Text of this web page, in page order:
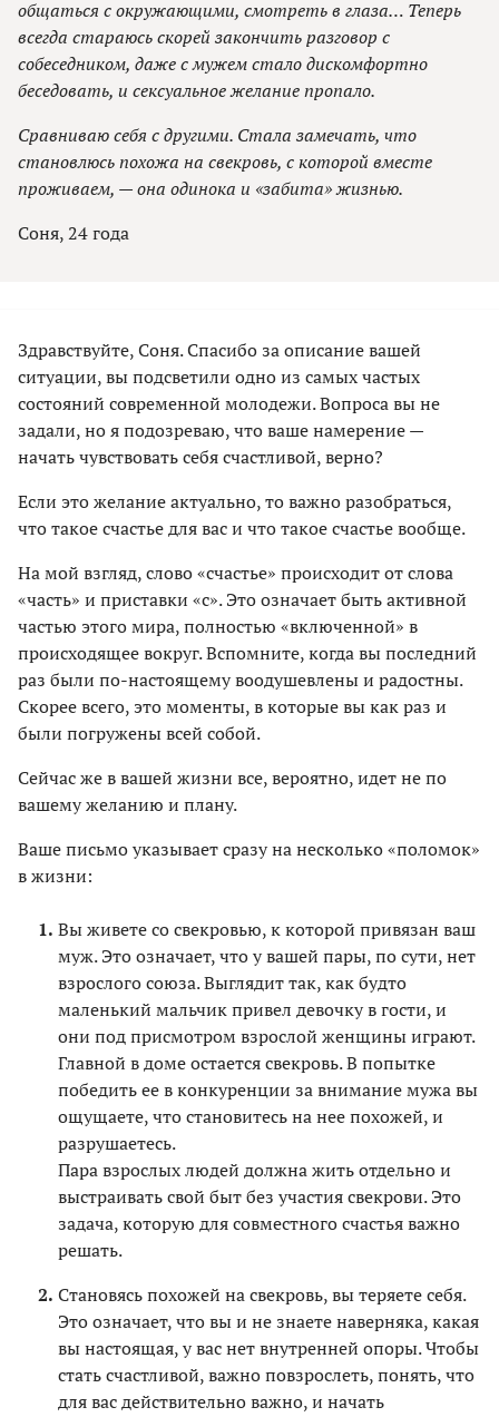
общаться с окружающими, смотреть в глаза… Теперь
всегда стараюсь скорей закончить разговор с
собеседником, даже с мужем стало дискомфортно
беседовать, и сексуальное желание пропало.
Сравниваю себя с другими. Стала замечать, что
становлюсь похожа на свекровь, с которой вместе
проживаем, — она одинока и «забита» жизнью.
Соня, 24 года
Здравствуйте, Соня. Спасибо за описание вашей
ситуации, вы подсветили одно из самых частых
состояний современной молодежи. Вопроса вы не
задали, но я подозреваю, что ваше намерение —
начать чувствовать себя счастливой, верно?
Если это желание актуально, то важно разобраться,
что такое счастье для вас и что такое счастье вообще.
На мой взгляд, слово «счастье» происходит от слова
«часть» и приставки «с». Это означает быть активной
частью этого мира, полностью «включенной» в
происходящее вокруг. Вспомните, когда вы последний
раз были по-настоящему воодушевлены и радостны.
Скорее всего, это моменты, в которые вы как раз и
были погружены всей собой.
Сейчас же в вашей жизни все, вероятно, идет не по
вашему желанию и плану.
Ваше письмо указывает сразу на несколько «поломок»
в жизни:
Вы живете со свекровью, к которой привязан ваш
муж. Это означает, что у вашей пары, по сути, нет
взрослого союза. Выглядит так, как будто
маленький мальчик привел девочку в гости, и
они под присмотром взрослой женщины играют.
Главной в доме остается свекровь. В попытке
победить ее в конкуренции за внимание мужа вы
ощущаете, что становитесь на нее похожей, и
разрушаетесь.
Пара взрослых людей должна жить отдельно и
выстраивать свой быт без участия свекрови. Это
задача, которую для совместного счастья важно
решать.
Становясь похожей на свекровь, вы теряете себя.
Это означает, что вы и не знаете наверняка, какая
вы настоящая, у вас нет внутренней опоры. Чтобы
стать счастливой, важно повзрослеть, понять, что
для вас действительно важно, и начать